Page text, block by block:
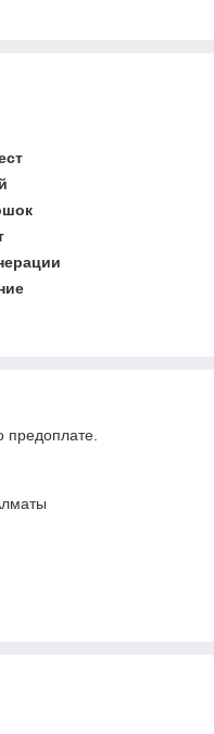
предоплате.